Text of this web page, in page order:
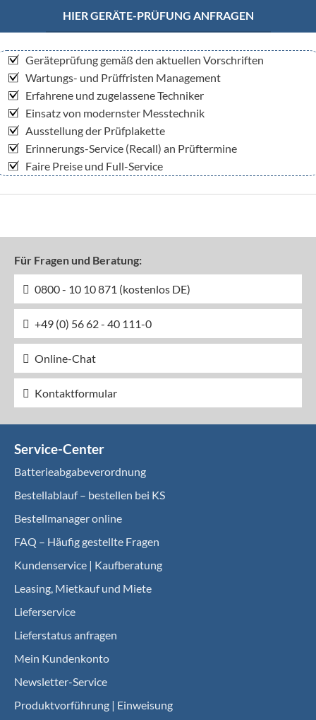
HIER GERÄTE-PRÜFUNG ANFRAGEN
Geräteprüfung gemäß den aktuellen Vorschriften
Wartungs- und Prüffristen Management
Erfahrene und zugelassene Techniker
Einsatz von modernster Messtechnik
Ausstellung der Prüfplakette
Erinnerungs-Service (Recall) an Prüftermine
Faire Preise und Full-Service
Für Fragen und Beratung:
0800 - 10 10 871 (kostenlos DE)
+49 (0) 56 62 - 40 111-0
Online-Chat
Kontaktformular
Service-Center
Batterieabgabeverordnung
Bestellablauf – bestellen bei KS
Bestellmanager online
FAQ – Häufig gestellte Fragen
Kundenservice | Kaufberatung
Leasing, Mietkauf und Miete
Lieferservice
Lieferstatus anfragen
Mein Kundenkonto
Newsletter-Service
Produktvorführung | Einweisung